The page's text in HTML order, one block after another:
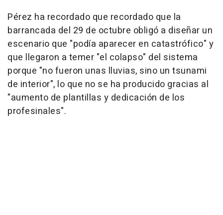
Pérez ha recordado que recordado que la
barrancada del 29 de octubre obligó a diseñar un
escenario que "podía aparecer en catastrófico" y
que llegaron a temer "el colapso" del sistema
porque "no fueron unas lluvias, sino un tsunami
de interior", lo que no se ha producido gracias al
"aumento de plantillas y dedicación de los
profesinales".